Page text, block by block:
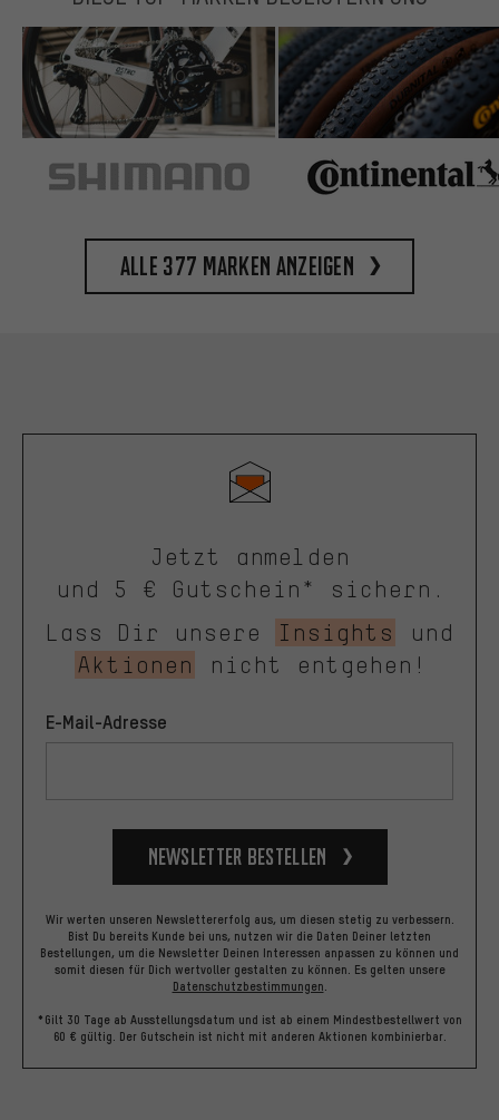
Alle 377 Marken anzeigen
Jetzt anmelden
und 5 € Gutschein* sichern.
Lass Dir unsere
Insights
und
Aktionen
nicht entgehen!
E-Mail-Adresse
Newsletter bestellen
Wir werten unseren Newslettererfolg aus, um diesen stetig zu verbessern.
Bist Du bereits Kunde bei uns, nutzen wir die Daten Deiner letzten
Bestellungen, um die Newsletter Deinen Interessen anpassen zu können und
somit diesen für Dich wertvoller gestalten zu können. Es gelten unsere
Datenschutzbestimmungen.
*Gilt 30 Tage ab Ausstellungsdatum und ist ab einem Mindestbestellwert von
60 € gültig. Der Gutschein ist nicht mit anderen Aktionen kombinierbar.